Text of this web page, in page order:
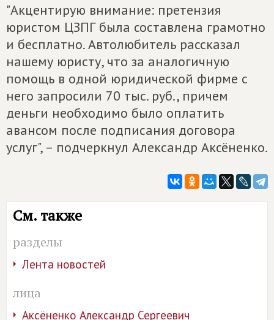
"Акцентирую внимание: претензия
юристом ЦЗПГ была составлена грамотно
и бесплатно. Автолюбитель рассказал
нашему юристу, что за аналогичную
помощь в одной юридической фирме с
него запросили 70 тыс. руб., причем
деньги необходимо было оплатить
авансом после подписания договора
услуг", – подчеркнул Александр Аксёненко.
См. также
разделы
Лента новостей
лица
Аксёненко Александр Сергеевич